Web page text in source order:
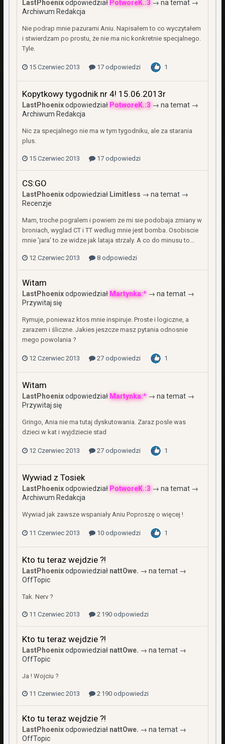
LastPhoenixodpowiedział PotworeK.:3 → na temat →
Archiwum Redakcja
Nie podrap mnie pazurami Aniu. Napisałem to co wyczytałem
i stwierdzam po prostu, że nie ma nic konkretnie specjalnego.
Tyle.
15 Czerwiec 2013 17 odpowiedzi 1
Kopytkowy tygodnik nr 4! 15.06.2013r
LastPhoenixodpowiedział PotworeK.:3 → na temat →
Archiwum Redakcja
Nic za specjalnego nie ma w tym tygodniku, ale za starania
plus.
15 Czerwiec 2013 17 odpowiedzi
CS:GO
LastPhoenixodpowiedział Limitless → na temat →
Recenzje
Mam, troche pogralem i powiem ze mi sie podobaja zmiany w
broniach, wyglad CT i TT wedlug mnie jest bomba. Osobiscie
mnie 'jara' to ze widze jak lataja strzaly. A co do minusu to...
12 Czerwiec 2013 8 odpowiedzi
Witam
LastPhoenixodpowiedział Martynka:*→ na temat →
Przywitaj się
Rymuje, poniewaz ktos mnie inspiruje. Proste i logiczne, a
zarazem i śliczne. Jakies jeszcze masz pytania odnosnie
mego powolania ?
12 Czerwiec 2013 27 odpowiedzi 1
Witam
LastPhoenixodpowiedział Martynka:*→ na temat →
Przywitaj się
Gringo, Ania nie ma tutaj dyskutowania. Zaraz posle was
dzieci w kat i wyjdziecie stad
12 Czerwiec 2013 27 odpowiedzi 1
Wywiad z Tosiek
LastPhoenixodpowiedział PotworeK.:3 → na temat →
Archiwum Redakcja
Wywiad jak zawsze wspaniały Aniu Poproszę o więcej !
11 Czerwiec 2013 10 odpowiedzi 1
Kto tu teraz wejdzie ?!
LastPhoenixodpowiedział nattOwe. → na temat →
OffTopic
Tak. Nerv ?
11 Czerwiec 2013 2 190 odpowiedzi
Kto tu teraz wejdzie ?!
LastPhoenixodpowiedział nattOwe. → na temat →
OffTopic
Ja ! Wojciu ?
11 Czerwiec 2013 2 190 odpowiedzi
Kto tu teraz wejdzie ?!
LastPhoenixodpowiedział nattOwe. → na temat →
OffTopic